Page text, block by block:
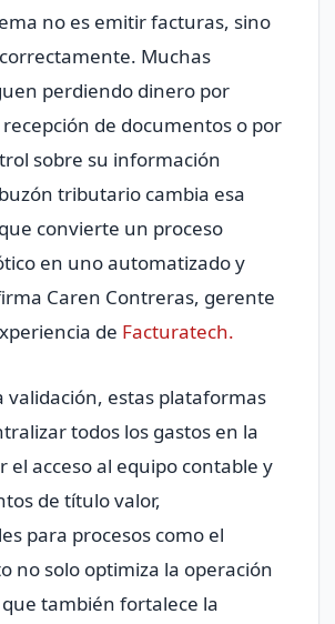
no es emitir facturas, sino
Muchas
perdiendo dinero por
de documentos o por
sobre su información
tributario cambia esa
convierte un proceso
en uno automatizado y
Caren Contreras, gerente
de Facturatech.
validación, estas plataformas
todos los gastos en la
el acceso al equipo contable y
de título valor,
para procesos como el
no solo optimiza la operación
también fortalece la